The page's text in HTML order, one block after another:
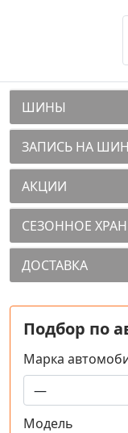
ШИНЫ
ЗАПИСЬ НА
АКЦИИ
СЕЗОННОЕ
ДОСТАВКА
Подбор по
Марка
Модель